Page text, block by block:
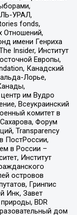
УРАЛ,
fonds,
Отношений,
имени Генриха
Insider, Институт
Европы,
Канадский
Лорье,
им Вудро
Всеукраинский
комитет в
Форум
Transparеncy
ПостРоссии,
в России –
Институт
островов
Гринпис
Инк, Завет
BDR
дом